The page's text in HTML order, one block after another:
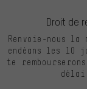
Droit de
Renvoie-nous la
endéans les 10
te
délai